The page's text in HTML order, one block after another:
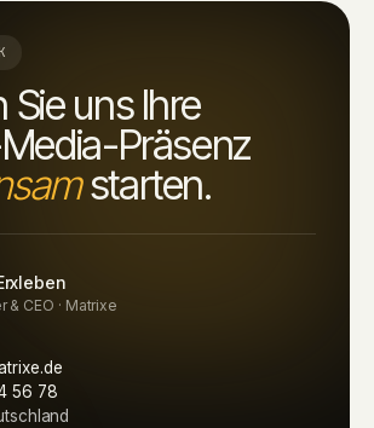
Sie uns Ihre
Präsenz
starten.
& CEO · Matrixe
56 78